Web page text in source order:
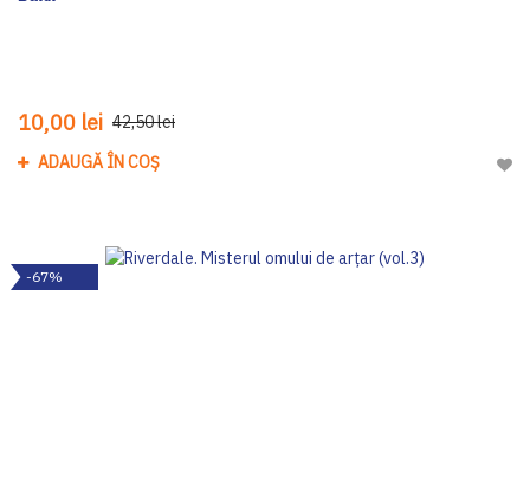
10,00 lei 42,50 lei
ADAUGĂ ÎN COȘ
-67%